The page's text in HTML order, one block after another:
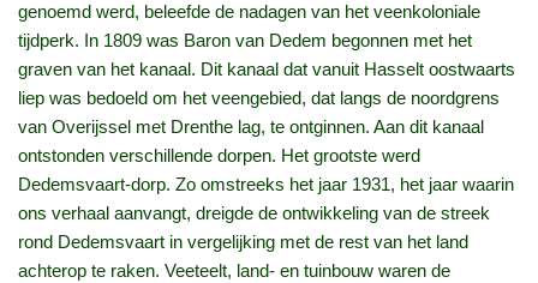
genoemd werd, beleefde de nadagen van het veenkoloniale
tijdperk. In 1809 was Baron van Dedem begonnen met het
graven van het kanaal. Dit kanaal dat vanuit Hasselt oostwaarts
liep was bedoeld om het veengebied, dat langs de noordgrens
van Overijssel met Drenthe lag, te ontginnen. Aan dit kanaal
ontstonden verschillende dorpen. Het grootste werd
Dedemsvaart-dorp. Zo omstreeks het jaar 1931, het jaar waarin
ons verhaal aanvangt, dreigde de ontwikkeling van de streek
rond Dedemsvaart in vergelijking met de rest van het land
achterop te raken. Veeteelt, land- en tuinbouw waren de